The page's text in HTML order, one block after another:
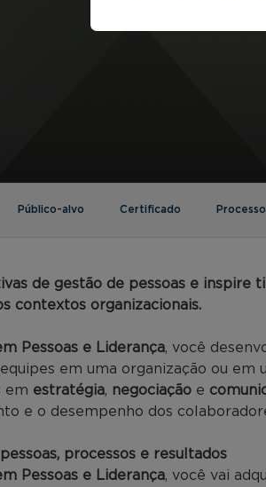
Público-alvo Certificado
de gestão de pessoas e inspire
contextos organizacionais.
Pessoas e Liderança, você
em uma organização ou em
em estratégia, negociação e
e o desempenho dos
processos e resultados
Pessoas e Liderança, você vai